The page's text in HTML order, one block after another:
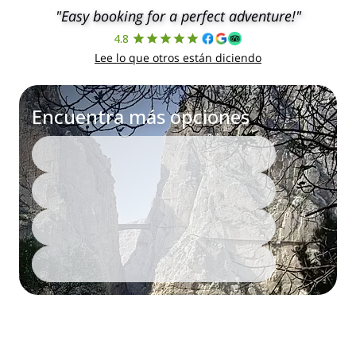
"Easy booking for a perfect adventure!"
4.8
Lee lo que otros están diciendo
Encuentra más opciones